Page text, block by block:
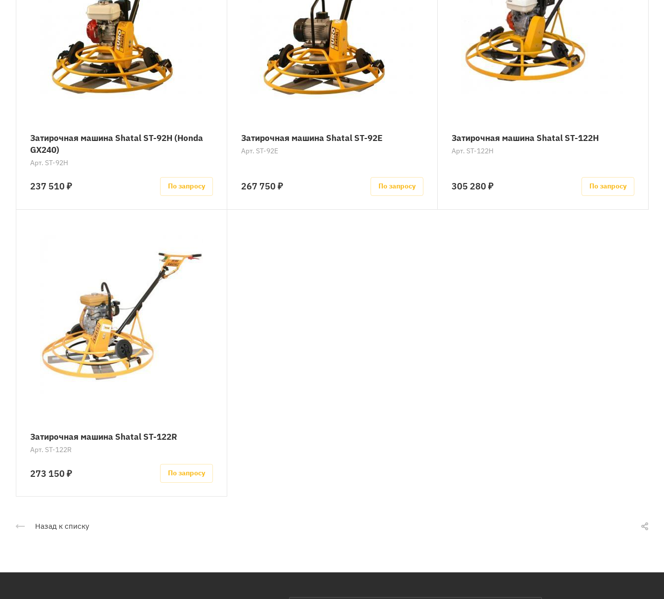
Затирочная машина Shatal ST-92H (Honda
GX240)
Арт. ST-92H
237 510 ₽ По запросу
Затирочная машина Shatal ST-92E
Арт. ST-92E
267 750 ₽ По запросу
Затирочная машина Shatal ST-122H
Арт. ST-122H
305 280 ₽ По запросу
Затирочная машина Shatal ST-122R
Арт. ST-122R
273 150 ₽ По запросу
Назад к списку